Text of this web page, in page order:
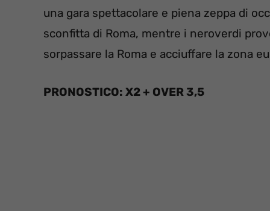
una gara spettacolare e piena zeppa di
sconfitta di Roma, mentre i neroverdi
sorpassare la Roma e acciuffare la zona
PRONOSTICO: X2 + OVER 3,5